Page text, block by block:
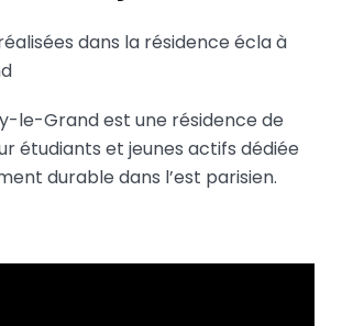
dans la résidence écla à
le-Grand est une résidence de
étudiants et jeunes actifs dédiée
durable dans l’est parisien.